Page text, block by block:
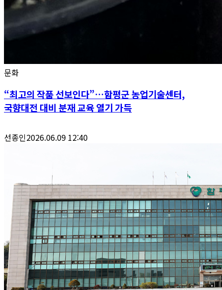
문화
“최고의 작품 선보인다”…함평군 농업기술센터,
국향대전 대비 분재 교육 열기 가득
선종인2026.06.09 12:40